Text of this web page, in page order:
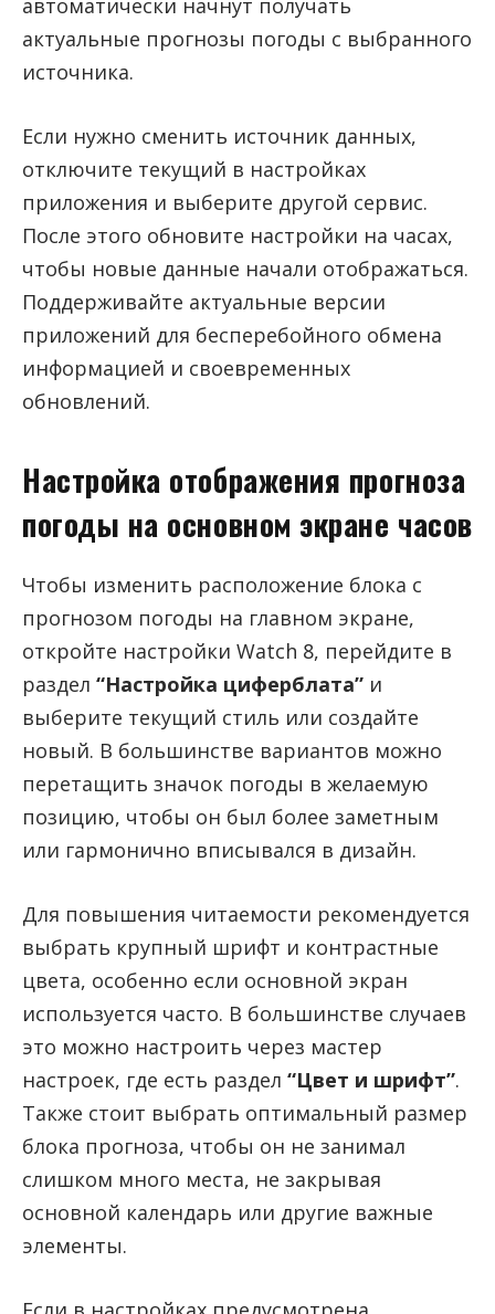
автоматически начнут получать
актуальные прогнозы погоды с выбранного
источника.
Если нужно сменить источник данных,
отключите текущий в настройках
приложения и выберите другой сервис.
После этого обновите настройки на часах,
чтобы новые данные начали отображаться.
Поддерживайте актуальные версии
приложений для бесперебойного обмена
информацией и своевременных
обновлений.
Настройка отображения прогноза
погоды на основном экране часов
Чтобы изменить расположение блока с
прогнозом погоды на главном экране,
откройте настройки Watch 8, перейдите в
раздел “Настройка циферблата” и
выберите текущий стиль или создайте
новый. В большинстве вариантов можно
перетащить значок погоды в желаемую
позицию, чтобы он был более заметным
или гармонично вписывался в дизайн.
Для повышения читаемости рекомендуется
выбрать крупный шрифт и контрастные
цвета, особенно если основной экран
используется часто. В большинстве случаев
это можно настроить через мастер
настроек, где есть раздел “Цвет и шрифт”.
Также стоит выбрать оптимальный размер
блока прогноза, чтобы он не занимал
слишком много места, не закрывая
основной календарь или другие важные
элементы.